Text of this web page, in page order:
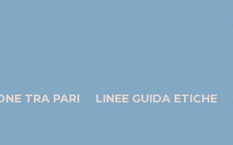
TRA PARI LINEE GUIDA ETICHE